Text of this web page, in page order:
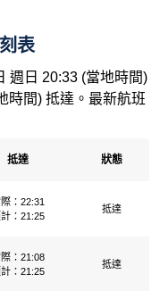
表
週日 20:33 (當地時間)
時間) 抵達。最新航班
抵達 狀態
：22:31
：21:25
抵達
：21:08
：21:25
抵達